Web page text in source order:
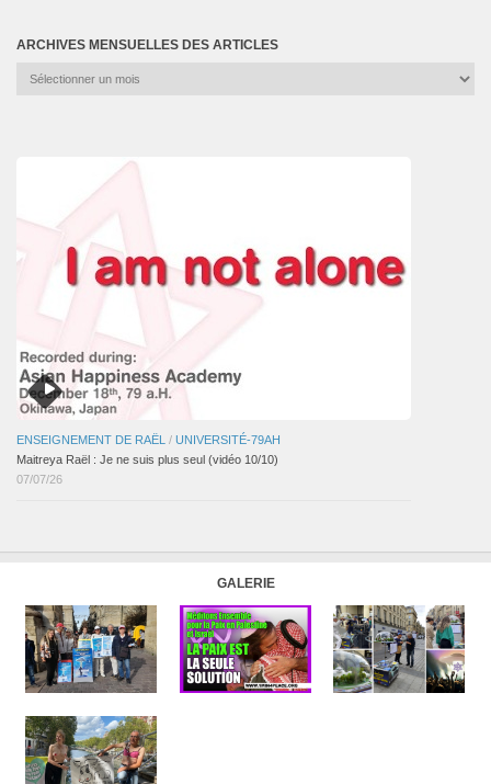
ARCHIVES MENSUELLES DES ARTICLES
Archives
ENSEIGNEMENT DE RAËL / UNIVERSITÉ-79AH
Maitreya Raël : Je ne suis plus seul (vidéo 10/10)
07/07/26
GALERIE